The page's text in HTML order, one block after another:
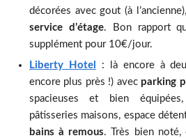
décorées avec gout (à
service d’étage. Bon rapport
supplément pour 10€/jour.
Liberty Hotel
: là encore à
encore plus près !) avec parking
spacieuses et bien
pâtisseries maisons, espace
bains à remous. Très bien noté,